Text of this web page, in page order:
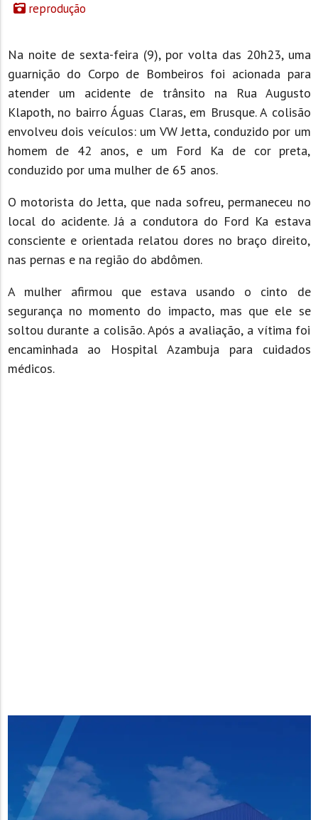
reprodução
Na noite de sexta-feira (9), por volta das 20h23, uma
guarnição do Corpo de Bombeiros foi acionada para
atender um acidente de trânsito na Rua Augusto
Klapoth, no bairro Águas Claras, em Brusque. A colisão
envolveu dois veículos: um VW Jetta, conduzido por um
homem de 42 anos, e um Ford Ka de cor preta,
conduzido por uma mulher de 65 anos.
O motorista do Jetta, que nada sofreu, permaneceu no
local do acidente. Já a condutora do Ford Ka estava
consciente e orientada relatou dores no braço direito,
nas pernas e na região do abdômen.
A mulher afirmou que estava usando o cinto de
segurança no momento do impacto, mas que ele se
soltou durante a colisão. Após a avaliação, a vítima foi
encaminhada ao Hospital Azambuja para cuidados
médicos.